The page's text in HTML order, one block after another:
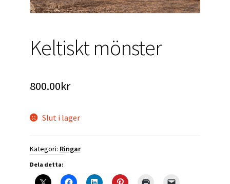
Keltiskt mönster
800.00kr
Slut i lager
Kategori: Ringar
Dela detta: